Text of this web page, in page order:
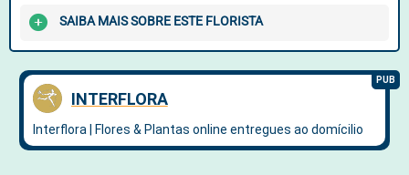
SAIBA MAIS SOBRE ESTE FLORISTA